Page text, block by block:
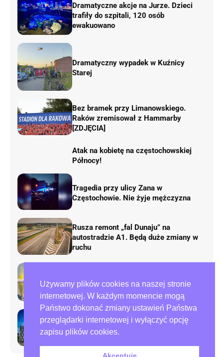
Używamy plików cookies na naszej stronie
internetowej. W każdym momencie mogą
Państwo dokonać zmiany ustawień Państwa
przeglądarki internetowej i wyłączyć opcję
zapisu plików cookies.
Dramatyczne akcje na Jurze. Dzieci
trafiły do szpitali, 120 osób
ewakuowano
Dramatyczny wypadek w Kuźnicy
Starej
Bez bramek przy Limanowskiego.
Raków zremisował z Hammarby
[ZDJĘCIA]
Atak na kobietę na częstochowskiej
Północy!
Tragedia przy ulicy Zana w
Częstochowie. Nie żyje mężczyzna
Rusza remont „fal Dunaju” na
autostradzie A1. Będą duże zmiany w
ruchu
AirShow Rudniki 2026. Dziś finał
pokazów lotniczych
Preparowanie kart w referendum.
Zawiadomienia do policji i ABW